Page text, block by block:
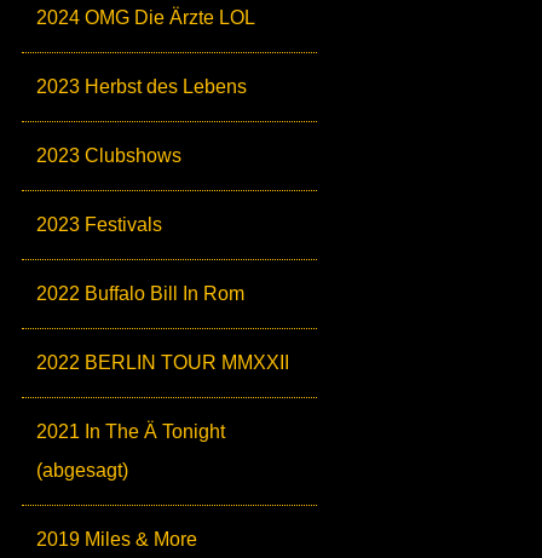
2024 OMG Die Ärzte LOL
2023 Herbst des Lebens
2023 Clubshows
2023 Festivals
2022 Buffalo Bill In Rom
2022 BERLIN TOUR MMXXII
2021 In The Ä Tonight
(abgesagt)
2019 Miles & More